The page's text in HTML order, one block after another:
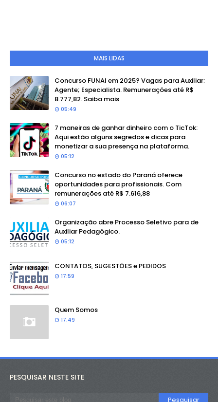
MAIS LIDAS
Concurso FUNAI em 2025? Vagas para Auxiliar;
Agente; Especialista. Remunerações até R$
8.777,82. Saiba mais
05:49
7 maneiras de ganhar dinheiro com o TicTok:
Aqui estão alguns segredos e dicas para
monetizar a sua presença na plataforma.
05:12
Concurso no estado do Paraná oferece
oportunidades para profissionais. Com
remunerações até R$ 7.616,88
06:07
Organização abre Processo Seletivo para de
Auxiliar Pedagógico.
05:12
CONTATOS, SUGESTÕES e PEDIDOS
17:59
Quem Somos
17:49
PESQUISAR NESTE SITE